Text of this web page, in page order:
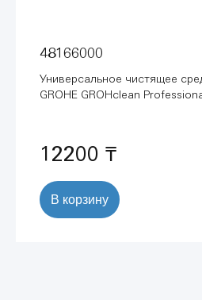
48166000
Универсальное чистящее
GROHE GROHclean
12200 ₸
В корзину